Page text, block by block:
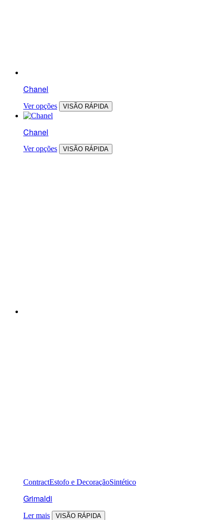
Chanel
Ver opções VISÃO RÁPIDA
Chanel
Ver opções VISÃO RÁPIDA
ContractEstofo e DecoraçãoSintético
Grimaldi
Ler mais VISÃO RÁPIDA